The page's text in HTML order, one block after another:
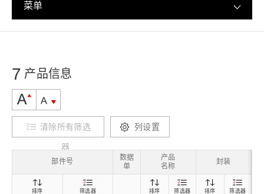
菜单
7 产品信息
清除所有筛选
器
列设置
部件号
数据
单
产品
名称
封装
排序 筛选器 排序 筛选器 排序 筛选器